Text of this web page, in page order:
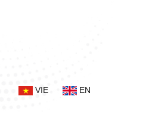
VIE EN